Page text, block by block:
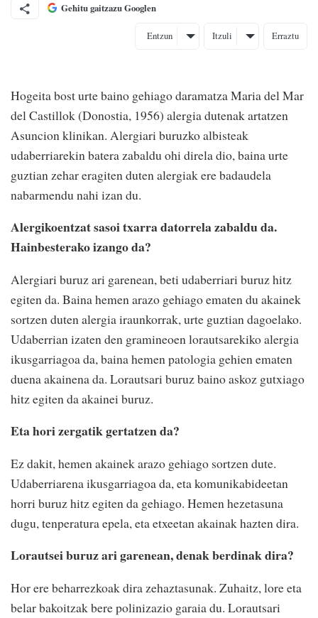
Gehitu gaitzazu Googlen
Entzun Itzuli Erraztu
Hogeita bost urte baino gehiago daramatza Maria del Mar
del Castillok (Donostia, 1956) alergia dutenak artatzen
Asuncion klinikan. Alergiari buruzko albisteak
udaberriarekin batera zabaldu ohi direla dio, baina urte
guztian zehar eragiten duten alergiak ere badaudela
nabarmendu nahi izan du.
Alergikoentzat sasoi txarra datorrela zabaldu da.
Hainbesterako izango da?
Alergiari buruz ari garenean, beti udaberriari buruz hitz
egiten da. Baina hemen arazo gehiago ematen du akainek
sortzen duten alergia iraunkorrak, urte guztian dagoelako.
Udaberrian izaten den gramineoen lorautsarekiko alergia
ikusgarriagoa da, baina hemen patologia gehien ematen
duena akainena da. Lorautsari buruz baino askoz gutxiago
hitz egiten da akainei buruz.
Eta hori zergatik gertatzen da?
Ez dakit, hemen akainek arazo gehiago sortzen dute.
Udaberriarena ikusgarriagoa da, eta komunikabideetan
horri buruz hitz egiten da gehiago. Hemen hezetasuna
dugu, tenperatura epela, eta etxeetan akainak hazten dira.
Lorautsei buruz ari garenean, denak berdinak dira?
Hor ere beharrezkoak dira zehaztasunak. Zuhaitz, lore eta
belar bakoitzak bere polinizazio garaia du. Lorautsari